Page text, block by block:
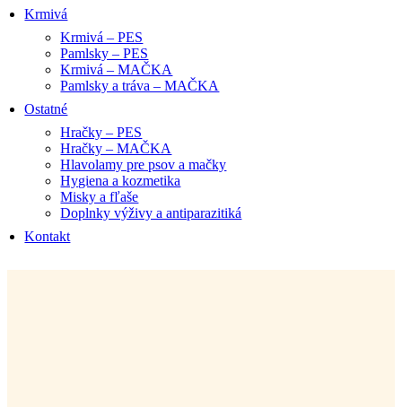
Krmivá
Krmivá – PES
Pamlsky – PES
Krmivá – MAČKA
Pamlsky a tráva – MAČKA
Ostatné
Hračky – PES
Hračky – MAČKA
Hlavolamy pre psov a mačky
Hygiena a kozmetika
Misky a fľaše
Doplnky výživy a antiparazitiká
Kontakt